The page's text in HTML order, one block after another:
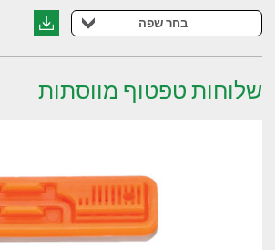
בחר שפה
שלוחות טפטוף מווסתות